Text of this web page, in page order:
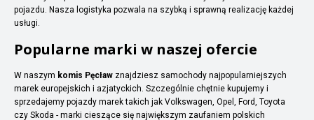
pojazdu. Nasza logistyka pozwala na szybką i sprawną realizację każdej
usługi.
Popularne marki w naszej ofercie
W naszym komis Pęcław znajdziesz samochody najpopularniejszych
marek europejskich i azjatyckich. Szczególnie chętnie kupujemy i
sprzedajemy pojazdy marek takich jak Volkswagen, Opel, Ford, Toyota
czy Skoda - marki cieszące się największym zaufaniem polskich